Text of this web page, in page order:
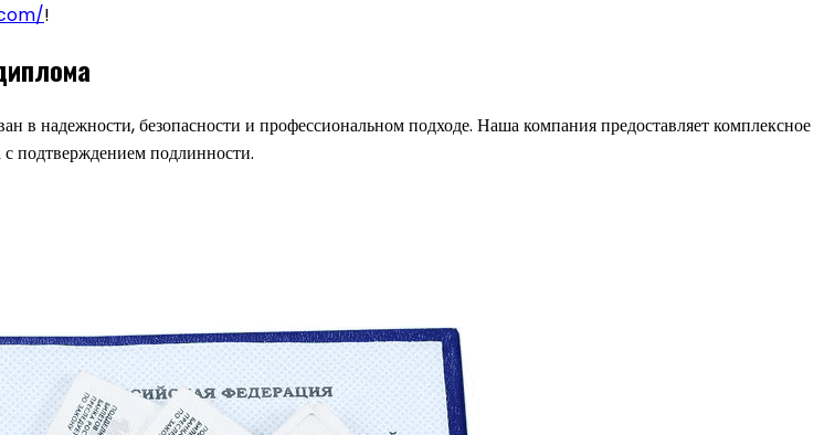
!
в надежности, безопасности и профессиональном подходе. Наша компания предоставляет комплексное
с подтверждением подлинности.